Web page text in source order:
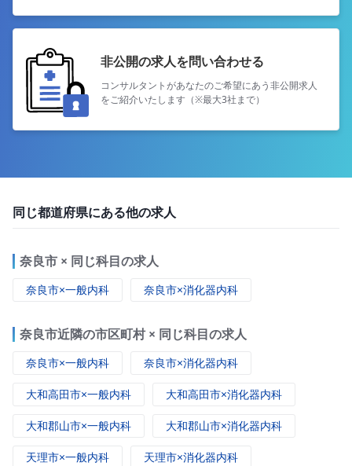
非公開の求人を問い合わせる
コンサルタントがあなたのご希望にあう非公開求人
をご紹介いたします（※最大3社まで）
同じ都道府県にある他の求人
奈良市 × 同じ科目の求人
奈良市×一般内科 奈良市×消化器内科
奈良市近隣の市区町村 × 同じ科目の求人
奈良市×一般内科 奈良市×消化器内科
大和高田市×一般内科 大和高田市×消化器内科
大和郡山市×一般内科 大和郡山市×消化器内科
天理市×一般内科 天理市×消化器内科